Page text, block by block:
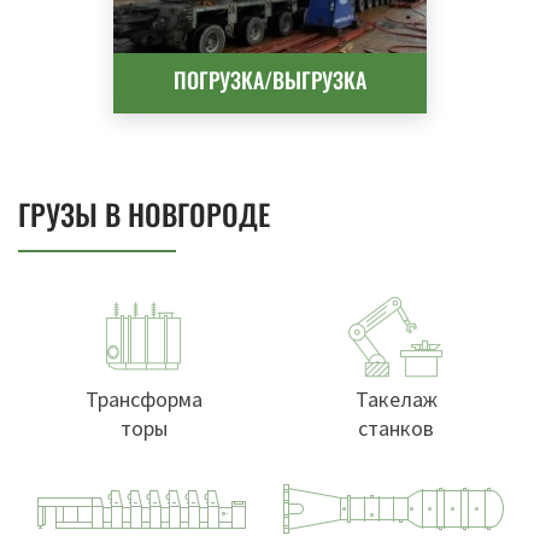
ПОГРУЗКА/ВЫГРУЗКА
ГРУЗЫ В НОВГОРОДЕ
Трансформа
торы
Такелаж
станков